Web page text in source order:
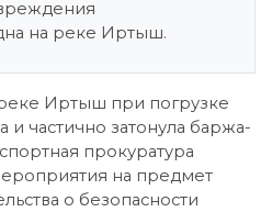
на реке Иртыш.
реке Иртыш при погрузке
частично затонула баржа-
прокуратура
на предмет
о безопасности